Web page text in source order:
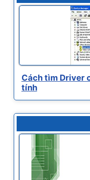
Cách tìm Driver
tính